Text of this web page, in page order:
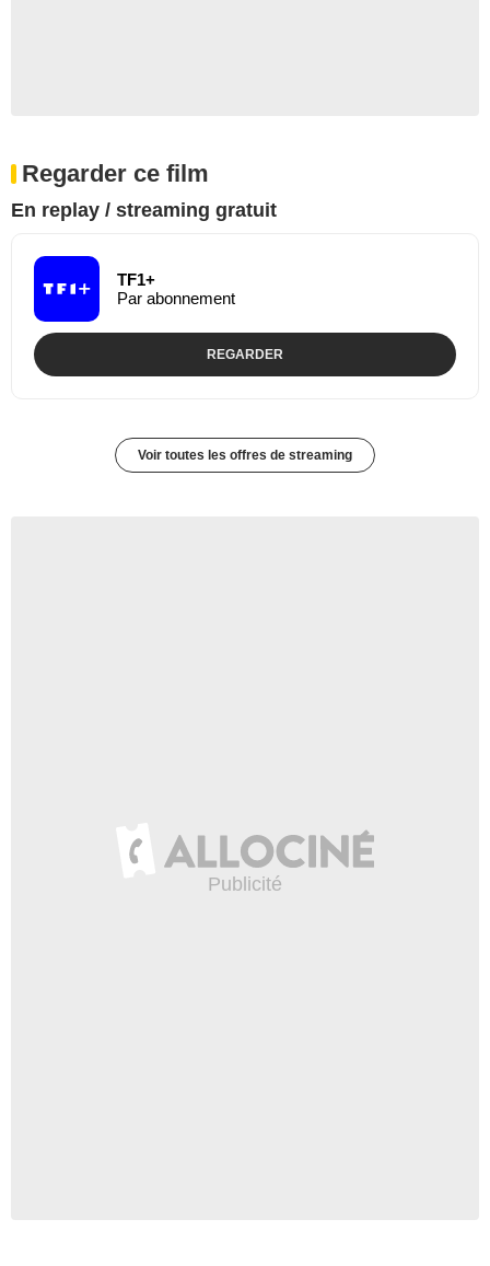
Regarder ce film
En replay / streaming gratuit
TF1+
Par abonnement
REGARDER
Voir toutes les offres de streaming